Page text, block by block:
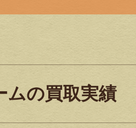
ムの買取実績